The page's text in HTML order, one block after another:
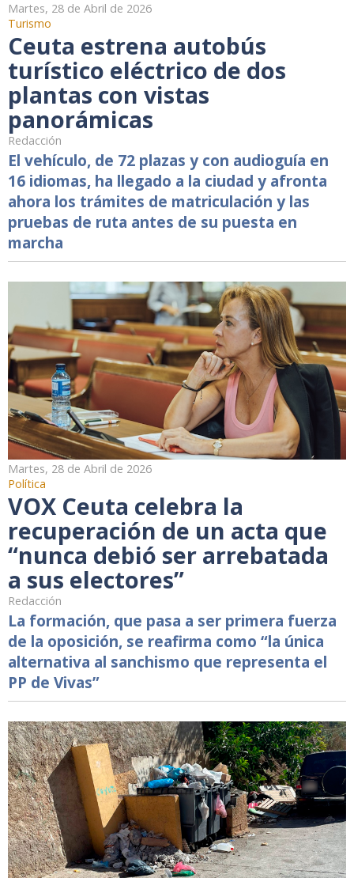
Martes, 28 de Abril de 2026
Turismo
Ceuta estrena autobús
turístico eléctrico de dos
plantas con vistas
panorámicas
Redacción
El vehículo, de 72 plazas y con audioguía en
16 idiomas, ha llegado a la ciudad y afronta
ahora los trámites de matriculación y las
pruebas de ruta antes de su puesta en
marcha
Martes, 28 de Abril de 2026
Política
VOX Ceuta celebra la
recuperación de un acta que
“nunca debió ser arrebatada
a sus electores”
Redacción
La formación, que pasa a ser primera fuerza
de la oposición, se reafirma como “la única
alternativa al sanchismo que representa el
PP de Vivas”